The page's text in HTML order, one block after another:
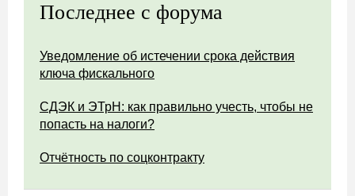
Последнее с форума
Уведомление об истечении срока действия
ключа фискального
СДЭК и ЭТрН: как правильно учесть, чтобы не
попасть на налоги?
Отчётность по соцконтракту